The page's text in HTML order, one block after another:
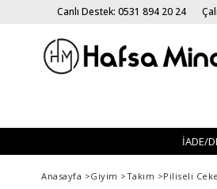
Canlı Destek: 0531 894 20 24
İADE/
Anasayfa >Giyim >Takım >Piliseli